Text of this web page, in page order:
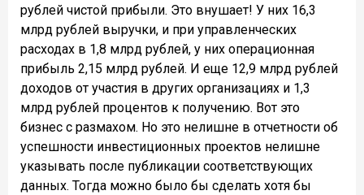
рублей чистой прибыли. Это внушает! У них 16,3
млрд рублей выручки, и при управленческих
расходах в 1,8 млрд рублей, у них операционная
прибыль 2,15 млрд рублей. И еще 12,9 млрд рублей
доходов от участия в других организациях и 1,3
млрд рублей процентов к получению. Вот это
бизнес с размахом. Но это нелишне в отчетности об
успешности инвестиционных проектов нелишне
указывать после публикации соответствующих
данных. Тогда можно было бы сделать хотя бы